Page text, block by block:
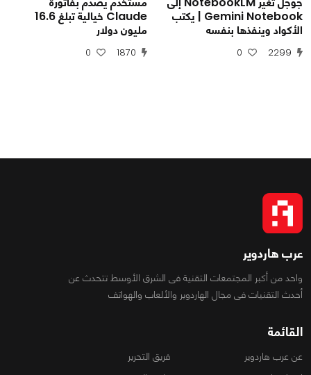
Gemini Notebook | يكتب
الأكواد وينفذها بنفسه
2299
0
Claude خيالية تبلغ 16.6
مليون دولار
1870
0
عرب هاردوير
واحد من أكبر المجتمعات التقنية فى الشرق الأوسط تتحدث عن
أحدث التقنيات فى مجال الهاردوير والألعاب والهواتف
القائمة
عن عرب هاردوير
فريق التحرير